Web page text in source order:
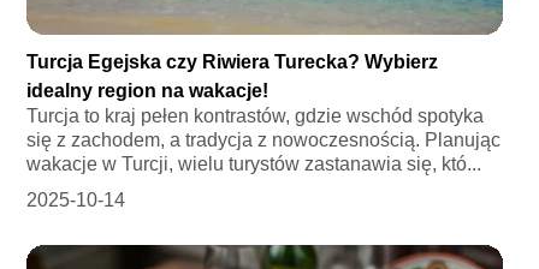
Turcja Egejska czy Riwiera Turecka? Wybierz
idealny region na wakacje!
Turcja to kraj pełen kontrastów, gdzie wschód spotyka
się z zachodem, a tradycja z nowoczesnością. Planując
wakacje w Turcji, wielu turystów zastanawia się, któ...
2025-10-14